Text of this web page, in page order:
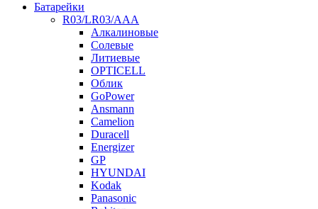
Батарейки
R03/LR03/AAA
Алкалиновые
Солевые
Литиевые
OPTICELL
Облик
GoPower
Ansmann
Camelion
Duracell
Energizer
GP
HYUNDAI
Kodak
Panasonic